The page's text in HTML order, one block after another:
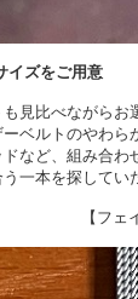
イズをご用意
見比べながらお
ベルトのやわら
など、組み合わ
一本を探してい
【フェ